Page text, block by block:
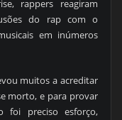
rappers reagiram
do rap com o
em inúmeros
muitos a acreditar
morto, e para provar
preciso esforço,